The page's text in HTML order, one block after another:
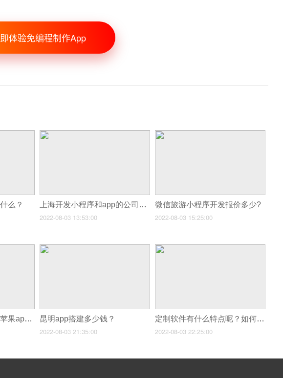
体验免编程制作App
么？ 上海开发小程序和app的公司有哪些?
2022-08-03 13:53:00
微信旅游小程序开发报价多少?
2022-08-03 15:25:00
开发安卓app还是开发苹果app？两者有什么区别 昆明app搭建多少钱？
2022-08-03 21:35:00
定制软件有什么特点呢？如何定制软件？
2022-08-03 22:25:00